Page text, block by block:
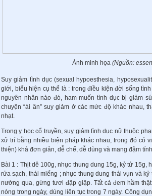
Ảnh minh họa (Nguồn:
Suy giảm tình dục (sexual hypoesthesia,
giới, biểu hiện cụ thể là : trong điều kiện đời sống
nguyên nhân nào đó, ham muốn tình dục bị giảm
chuyện “ái ân” suy giảm ở các mức độ khác nhau,
nhạt.
Trong y học cổ truyền, suy giảm tình dục nữ thuộc
xử trí bằng nhiều biện pháp khác nhau, trong đó có
thiện) khá đơn giản, dễ chế, dễ dùng và mang đậm
Bài 1 : Thịt dê 100g, nhục thung dung 15g, kỷ tử 15g,
rửa sạch, thái miếng ; nhục thung dung thái vụn và
nướng qua, gừng tươi đập giập. Tất cả đem hầm
nóng trong ngày, dùng liên tục trong 7 ngày. Công